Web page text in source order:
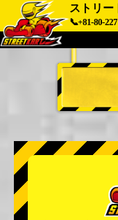
ストリー
📞+81-80-
概要
会社
東京 秋葉原 #2